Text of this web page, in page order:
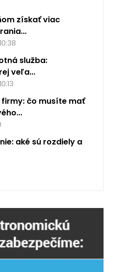
získať viac
služba:
veľa...
firmy: čo musíte mať
aké sú rozdiely a